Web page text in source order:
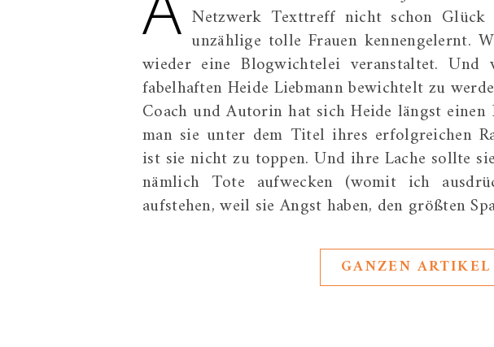
Netzwerk Texttreff nicht schon
unzählige tolle Frauen kennengelernt.
wieder eine Blogwichtelei veranstaltet.
fabelhaften Heide Liebmann bewichtelt zu
Coach und Autorin hat sich Heide längst
man sie unter dem Titel ihres erfolgreichen
ist sie nicht zu toppen. Und ihre Lache sollte
nämlich Tote aufwecken (womit ich
aufstehen, weil sie Angst haben, den größten
GANZEN ARTIKEL